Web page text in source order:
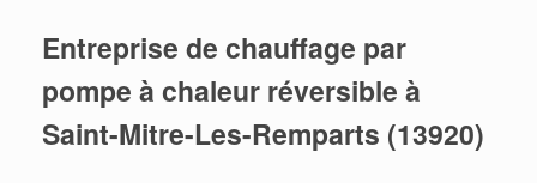
Entreprise de chauffage par
pompe à chaleur réversible à
Saint-Mitre-Les-Remparts (13920)